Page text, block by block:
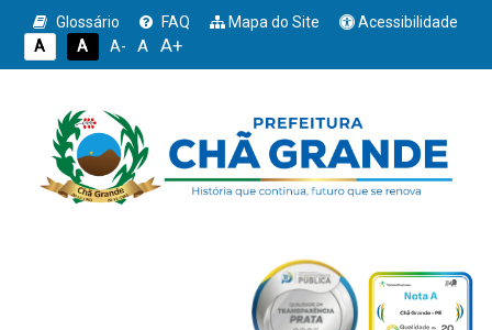
Glossário FAQ Mapa do Site
Acessibilidade
A
A A- A A+